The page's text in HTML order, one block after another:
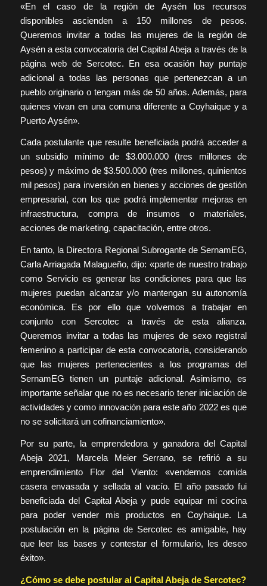
«En el caso de la región de Aysén los recursos
disponibles ascienden a 150 millones de pesos.
Queremos invitar a todas las mujeres de la región de
Aysén a esta convocatoria del Capital Abeja a través de la
página web de Sercotec. En esa ocasión hay puntaje
adicional a todas las personas que pertenezcan a un
pueblo originario o tengan más de 50 años. Además, para
quienes vivan en una comuna diferente a Coyhaique y a
Puerto Aysén».
Cada postulante que resulte beneficiada podrá acceder a
un subsidio mínimo de $3.000.000 (tres millones de
pesos) y máximo de $3.500.000 (tres millones, quinientos
mil pesos) para inversión en bienes y acciones de gestión
empresarial, con los que podrá implementar mejoras en
infraestructura, compra de insumos o materiales,
acciones de marketing, capacitación, entre otros.
En tanto, la Directora Regional Subrogante de SernamEG,
Carla Arriagada Malagueño, dijo: «parte de nuestro trabajo
como Servicio es generar las condiciones para que las
mujeres puedan alcanzar y/o mantengan su autonomía
económica. Es por ello que volvemos a trabajar en
conjunto con Sercotec a través de esta alianza.
Queremos invitar a todas las mujeres de sexo registral
femenino a participar de esta convocatoria, considerando
que las mujeres pertenecientes a los programas del
SernamEG tienen un puntaje adicional. Asimismo, es
importante señalar que no es necesario tener iniciación de
actividades y como innovación para este año 2022 es que
no se solicitará un cofinanciamiento».
Por su parte, la emprendedora y ganadora del Capital
Abeja 2021, Marcela Meier Serrano, se refirió a su
emprendimiento Flor del Viento: «vendemos comida
casera envasada y sellada al vacío. El año pasado fui
beneficiada del Capital Abeja y pude equipar mi cocina
para poder vender mis productos en Coyhaique. La
postulación en la página de Sercotec es amigable, hay
que leer las bases y contestar el formulario, les deseo
éxito».
¿Cómo se debe postular al Capital Abeja de Sercotec?